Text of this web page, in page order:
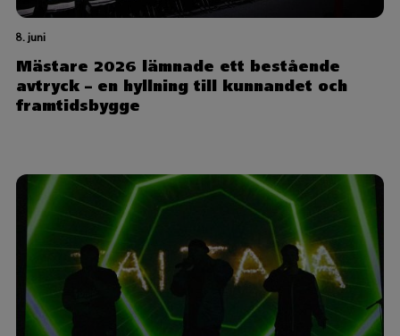
8. juni
Mästare 2026 lämnade ett bestående
avtryck – en hyllning till kunnandet och
framtidsbygge